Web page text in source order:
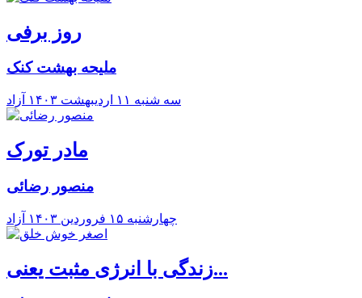
روز برفی
ملیحه بهشت کنک
سه شنبه ۱۱ ارديبهشت ۱۴۰۳ آزاد
مادر تورک
منصور رضائی
چهارشنبه ۱۵ فروردين ۱۴۰۳ آزاد
زندگی با انرژی مثبت یعنی...